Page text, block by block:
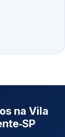
na Vila